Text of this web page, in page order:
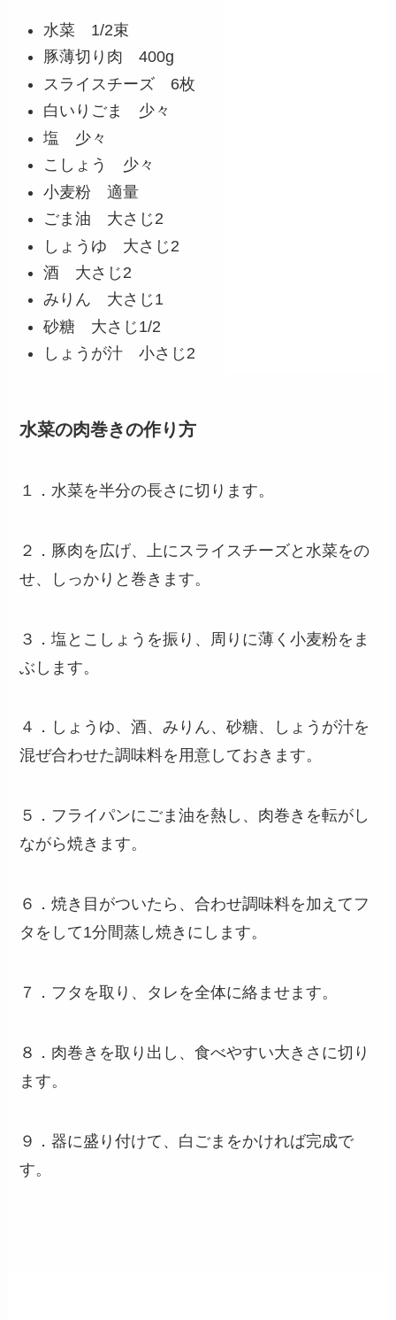
水菜 1/2束
豚薄切り肉 400g
スライスチーズ 6枚
白いりごま 少々
塩 少々
こしょう 少々
小麦粉 適量
ごま油 大さじ2
しょうゆ 大さじ2
酒 大さじ2
みりん 大さじ1
砂糖 大さじ1/2
しょうが汁 小さじ2
水菜の肉巻きの作り方
１．水菜を半分の長さに切ります。
２．豚肉を広げ、上にスライスチーズと水菜をの
せ、しっかりと巻きます。
３．塩とこしょうを振り、周りに薄く小麦粉をま
ぶします。
４．しょうゆ、酒、みりん、砂糖、しょうが汁を
混ぜ合わせた調味料を用意しておきます。
５．フライパンにごま油を熱し、肉巻きを転がし
ながら焼きます。
６．焼き目がついたら、合わせ調味料を加えてフ
タをして1分間蒸し焼きにします。
７．フタを取り、タレを全体に絡ませます。
８．肉巻きを取り出し、食べやすい大きさに切り
ます。
９．器に盛り付けて、白ごまをかければ完成で
す。